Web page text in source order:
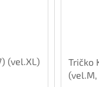
(vel.XL)
Tričko
(vel.M,